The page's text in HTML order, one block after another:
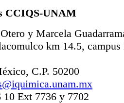
CCIQS-UNAM
y Marcela
km 14.5, campus
C.P. 50200
Ext 7736 y 7702